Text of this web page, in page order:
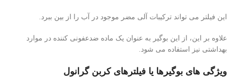
این فیلتر می تواند ترکیبات آلی مضر موجود در آب را از بین ببرد.
علاوه بر این، از این بوگیر به عنوان یک ماده ضدعفونی کننده در موارد
بهداشتی نیز استفاده می شود.
ویژگی های بوگیرها یا فیلترهای کربن گرانول